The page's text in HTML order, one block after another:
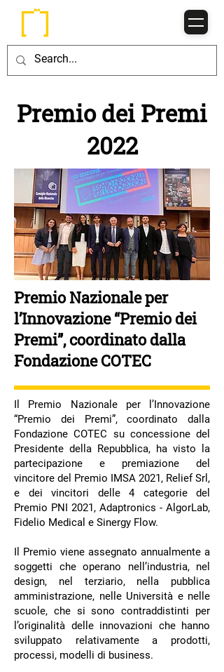
Premio dei Premi
2022
Premio Nazionale per
l’Innovazione “Premio dei
Premi”, coordinato dalla
Fondazione COTEC
Il Premio Nazionale per l’Innovazione
“Premio dei Premi”, coordinato dalla
Fondazione COTEC su concessione del
Presidente della Repubblica, ha visto la
partecipazione e premiazione del
vincitore del Premio IMSA 2021, Relief Srl,
e dei vincitori delle 4 categorie del
Premio PNI 2021, Adaptronics - AlgorLab,
Fidelio Medical e Sinergy Flow.
Il Premio viene assegnato annualmente a
soggetti che operano nell’industria, nel
design, nel terziario, nella pubblica
amministrazione, nelle Università e nelle
scuole, che si sono contraddistinti per
l’originalità delle innovazioni che hanno
sviluppato relativamente a prodotti,
processi, modelli di business.